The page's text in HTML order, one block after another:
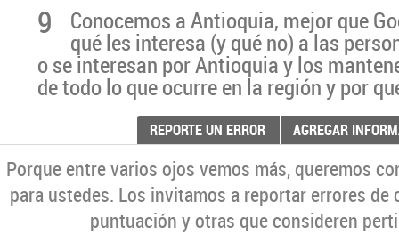
9 Conocemos a Antioquia, mejor que
qué les interesa (y qué no) a las
o se interesan por Antioquia y los
de todo lo que ocurre en la región y por
REPORTE UN ERROR AGREGAR
Porque entre varios ojos vemos más, queremos
para ustedes. Los invitamos a reportar errores
puntuación y otras que consideren